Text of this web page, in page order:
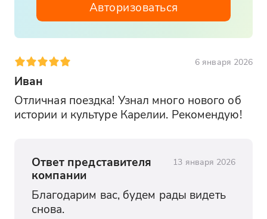
ваша сказка станет былью!
Обратите внимание!Рекомендуем брать
с собой в дорогуналичныеденьги. На
объектах маршрута могут отсутствовать
терминалы бесконтактной оплаты или
интернет.
Авторизоваться
6 января 2026
Иван
Отличная поездка! Узнал много нового об
истории и культуре Карелии. Рекомендую!
Ответ представителя
компании
13 января 2026
Благодарим вас, будем рады видеть
снова.